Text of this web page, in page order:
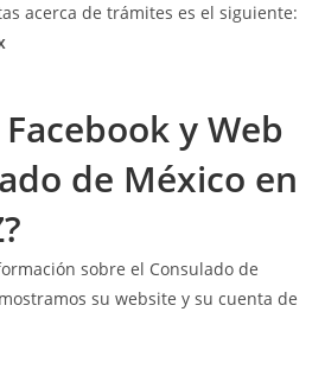
acerca de trámites es el siguiente:
y Web
de México en
sobre el Consulado de
su website y su cuenta de